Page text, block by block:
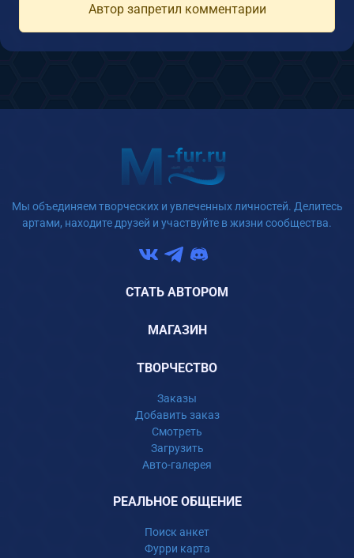
Автор запретил комментарии
Мы объединяем творческих и увлеченных личностей. Делитесь
артами, находите друзей и участвуйте в жизни сообщества.
СТАТЬ АВТОРОМ
МАГАЗИН
ТВОРЧЕСТВО
Заказы
Добавить заказ
Смотреть
Загрузить
Авто-галерея
РЕАЛЬНОЕ ОБЩЕНИЕ
Поиск анкет
Фурри карта